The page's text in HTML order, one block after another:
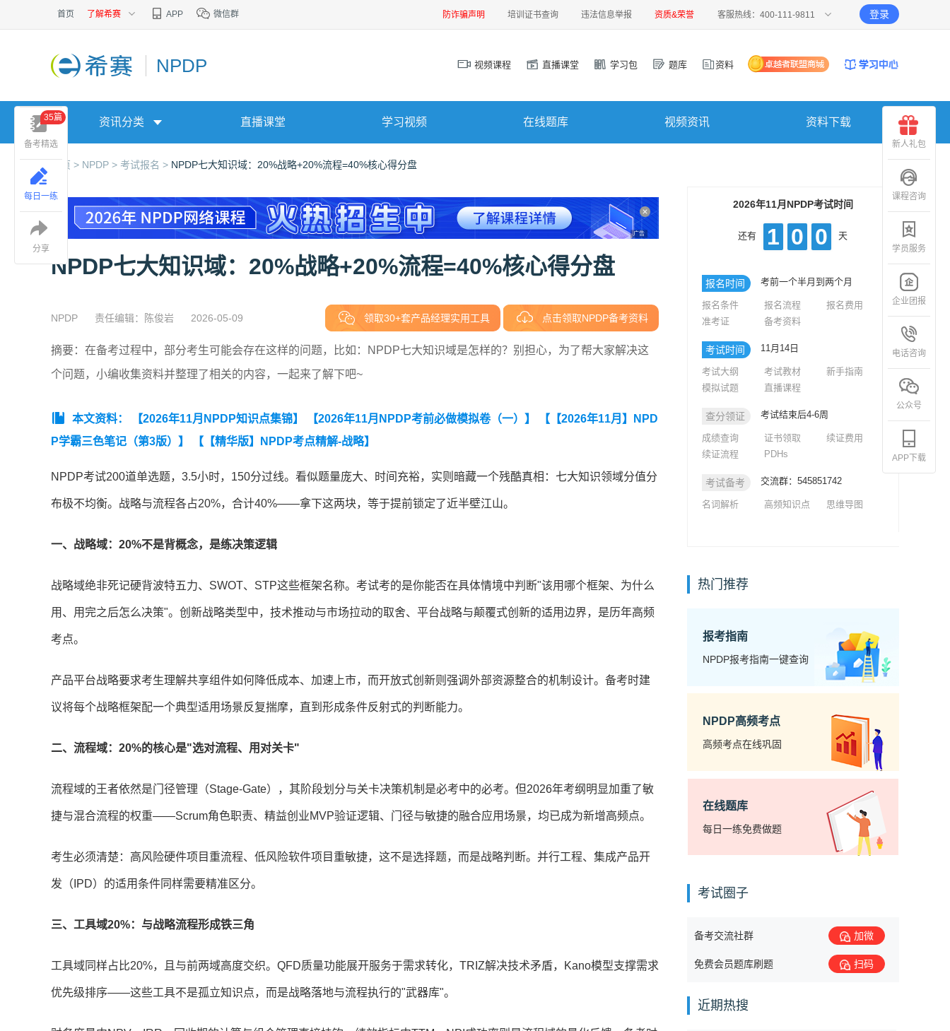
首页 了解希赛 APP 微信群 防诈骗声明 培训证书查询 违法信息举报 资质&荣誉 客服热线：400-111-9811 登录
NPDP 视频课程 直播课堂 学习包 题库 资料
资讯分类 直播课堂 学习视频 在线题库 视频资讯 资料下载
首页 > NPDP > 考试报名 > NPDP七大知识域：20%战略+20%流程=40%核心得分盘
广告
NPDP七大知识域：20%战略+20%流程=40%核心得分盘
NPDP 责任编辑：陈俊岩 2026-05-09 领取30+套产品经理实用工具 点击领取NPDP备考资料
摘要：在备考过程中，部分考生可能会存在这样的问题，比如：NPDP七大知识域是怎样的？别担心，为了帮大家解决这
个问题，小编收集资料并整理了相关的内容，一起来了解下吧~
本文资料： 【2026年11月NPDP知识点集锦】 【2026年11月NPDP考前必做模拟卷（一）】
【【2026年11月】NPD
P学霸三色笔记（第3版）】
【【精华版】NPDP考点精解-战略】
NPDP考试200道单选题，3.5小时，150分过线。看似题量庞大、时间充裕，实则暗藏一个残酷真相：七大知识领域分值分
布极不均衡。战略与流程各占20%，合计40%——拿下这两块，等于提前锁定了近半壁江山。
一、战略域：20%不是背概念，是练决策逻辑
战略域绝非死记硬背波特五力、SWOT、STP这些框架名称。考试考的是你能否在具体情境中判断"该用哪个框架、为什么
用、用完之后怎么决策"。创新战略类型中，技术推动与市场拉动的取舍、平台战略与颠覆式创新的适用边界，是历年高频
考点。
产品平台战略要求考生理解共享组件如何降低成本、加速上市，而开放式创新则强调外部资源整合的机制设计。备考时建
议将每个战略框架配一个典型适用场景反复揣摩，直到形成条件反射式的判断能力。
二、流程域：20%的核心是"选对流程、用对关卡"
流程域的王者依然是门径管理（Stage-Gate），其阶段划分与关卡决策机制是必考中的必考。但2026年考纲明显加重了敏
捷与混合流程的权重——Scrum角色职责、精益创业MVP验证逻辑、门径与敏捷的融合应用场景，均已成为新增高频点。
考生必须清楚：高风险硬件项目重流程、低风险软件项目重敏捷，这不是选择题，而是战略判断。并行工程、集成产品开
发（IPD）的适用条件同样需要精准区分。
三、工具域20%：与战略流程形成铁三角
工具域同样占比20%，且与前两域高度交织。QFD质量功能展开服务于需求转化，TRIZ解决技术矛盾，Kano模型支撑需求
优先级排序——这些工具不是孤立知识点，而是战略落地与流程执行的"武器库"。
2026年11月NPDP考试时间
还有 1 0 0 天
报名时间 考前一个半月到两个月
报名条件 报名流程
报名费用
准考证
备考资料
考试时间 11月14日
考试大纲 考试教材
新手指南
模拟试题
直播课程
查分领证 考试结束后4-6周
成绩查询 证书领取
续证费用
续证流程
PDHs
考试备考 交流群：545851742
名词解析 高频知识点 思维导图
热门推荐
报考指南
NPDP报考指南一键查询
NPDP高频考点
高频考点在线巩固
在线题库
每日一练免费做题
考试圈子
备考交流社群 加微
免费会员题库刷题 扫码
近期热搜
备考精选
35篇
每日一练
分享
新人礼包
课程咨询
学员服务
企业团报
电话咨询
公众号
APP下载